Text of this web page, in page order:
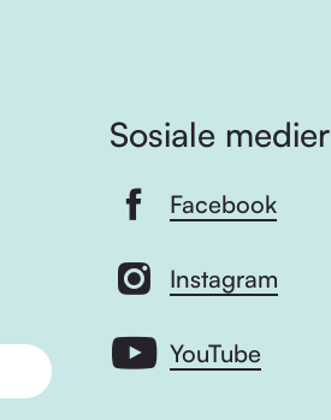
Sosiale medier
Facebook
Instagram
YouTube